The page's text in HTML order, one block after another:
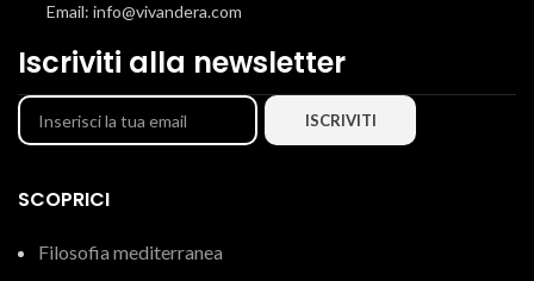
Email: info@vivandera.com
Iscriviti alla newsletter
SCOPRICI
Filosofia mediterranea